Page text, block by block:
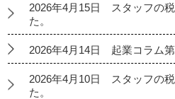
2026年4月15日 スタッフの
た。
2026年4月14日 起業コラム第
2026年4月10日 スタッフの
た。